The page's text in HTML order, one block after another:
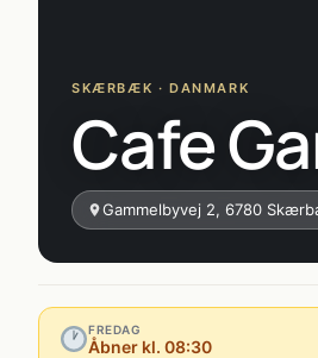
SKÆRBÆK · DANMARK
Cafe
Gammelbyvej 2, 6780
FREDAG
Åbner kl. 08:30